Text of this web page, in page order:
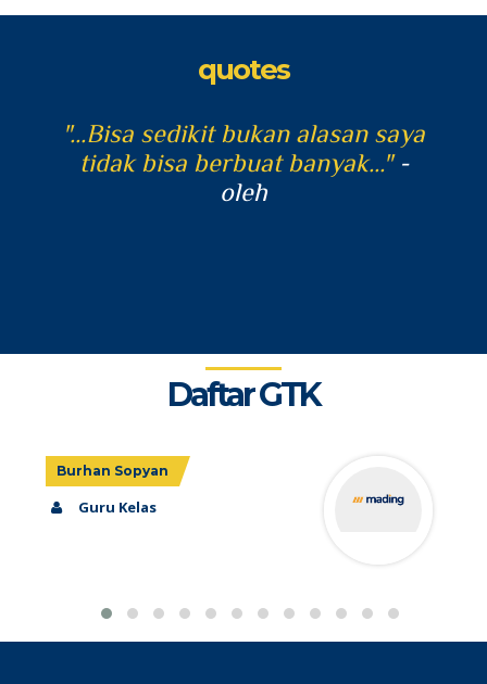
quotes
"...Bisa sedikit bukan alasan saya
tidak bisa berbuat banyak..." -
oleh
Daftar GTK
Suparyanto